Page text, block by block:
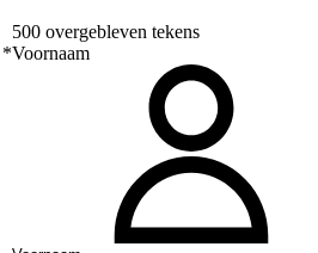
500 overgebleven tekens
*Voornaam